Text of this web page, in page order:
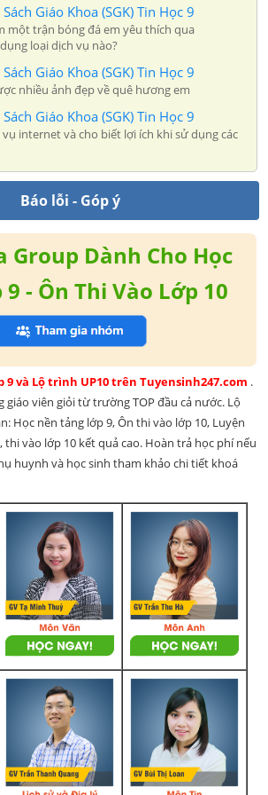
Giáo Khoa (SGK) Tin Học 9
một trận bóng đá em yêu thích qua
loại dịch vụ nào?
Giáo Khoa (SGK) Tin Học 9
nhiều ảnh đẹp về quê hương em
Giáo Khoa (SGK) Tin Học 9
internet và cho biết lợi ích khi sử dụng các
Báo lỗi - Góp ý
Group Dành Cho Học
- Ôn Thi Vào Lớp 10
và Lộ trình UP10 trên Tuyensinh247.com .
giáo viên giỏi từ trường TOP đầu cả nước. Lộ
Học nền tảng lớp 9, Ôn thi vào lớp 10, Luyện
vào lớp 10 kết quả cao. Hoàn trả học phí nếu
huynh và học sinh tham khảo chi tiết khoá